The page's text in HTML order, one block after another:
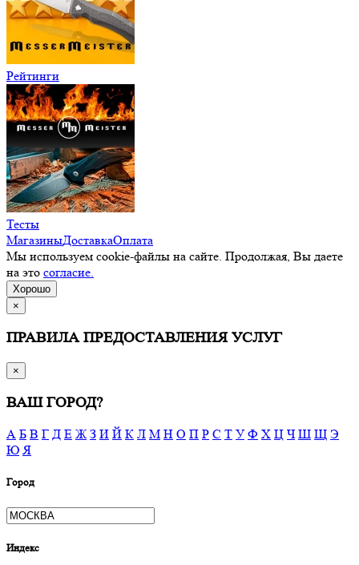
Рейтинги
Тесты
МагазиныДоставкаОплата
Мы используем cookie-файлы на сайте. Продолжая, Вы даете
на это согласие.
Хорошо
×
ПРАВИЛА ПРЕДОСТАВЛЕНИЯ УСЛУГ
×
ВАШ ГОРОД?
А Б В Г Д Е Ж З И Й К Л М Н О П Р С Т У Ф Х Ц Ч Ш Щ Э
Ю Я
Город
Индекс